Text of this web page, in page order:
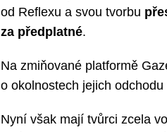
od Reflexu a svou tvorbu
za předplatné.
Na zmiňované platformě
o okolnostech jejich
Nyní však mají tvůrci zcela